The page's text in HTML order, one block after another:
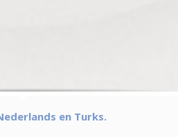
en Turks.